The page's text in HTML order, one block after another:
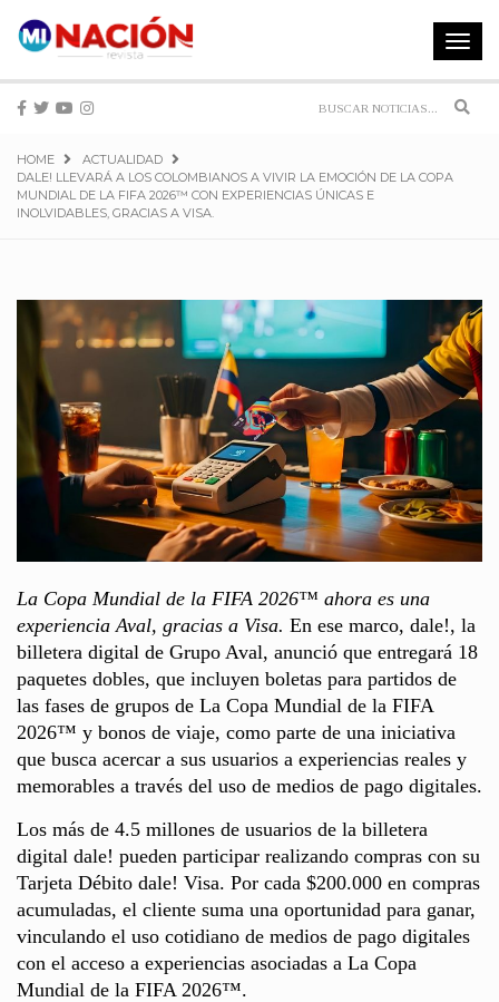
Toggle
HOME
ACTUALIDAD
DALE! LLEVARÁ A LOS COLOMBIANOS A VIVIR LA EMOCIÓN DE LA COPA
MUNDIAL DE LA FIFA 2026™ CON EXPERIENCIAS ÚNICAS E
INOLVIDABLES, GRACIAS A VISA.
La Copa Mundial de la FIFA 2026™ ahora es una
experiencia Aval, gracias a Visa. En ese marco, dale!, la
billetera digital de Grupo Aval, anunció que entregará 18
paquetes dobles, que incluyen boletas para partidos de
las fases de grupos de La Copa Mundial de la FIFA
2026™ y bonos de viaje, como parte de una iniciativa
que busca acercar a sus usuarios a experiencias reales y
memorables a través del uso de medios de pago digitales.
Los más de 4.5 millones de usuarios de la billetera
digital dale! pueden participar realizando compras con su
Tarjeta Débito dale! Visa. Por cada $200.000 en compras
acumuladas, el cliente suma una oportunidad para ganar,
vinculando el uso cotidiano de medios de pago digitales
con el acceso a experiencias asociadas a La Copa
Mundial de la FIFA 2026™.